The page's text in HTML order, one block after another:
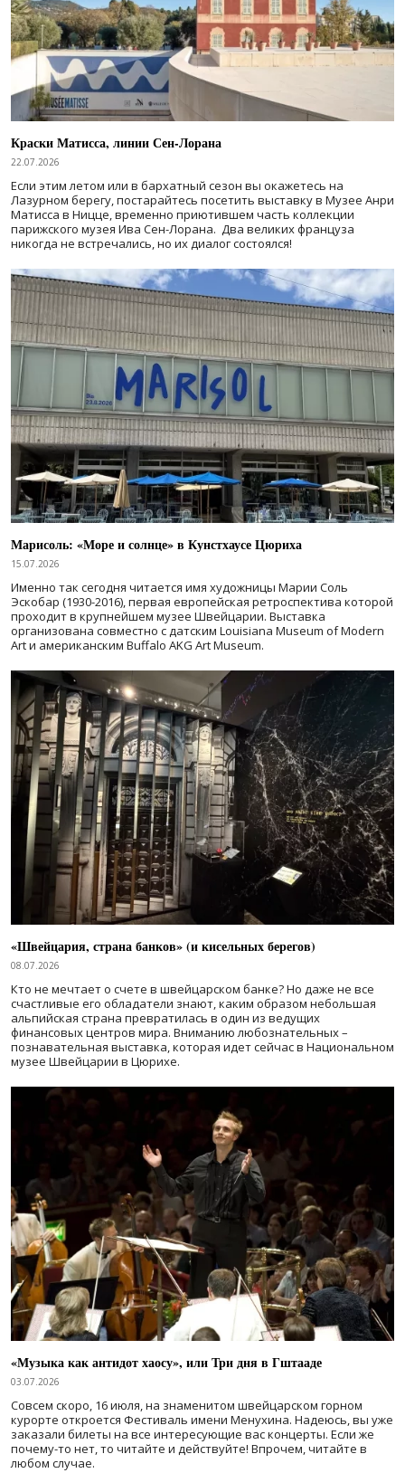
Краски Матисса, линии Сен-Лорана
22.07.2026
Если этим летом или в бархатный сезон вы окажетесь на
Лазурном берегу, постарайтесь посетить выставку в Музее Анри
Матисса в Ницце, временно приютившем часть коллекции
парижского музея Ива Сен-Лорана. Два великих француза
никогда не встречались, но их диалог состоялся!
Марисоль: «Море и солнце» в Кунстхаусе Цюриха
15.07.2026
Именно так сегодня читается имя художницы Марии Соль
Эскобар (1930-2016), первая европейская ретроспектива которой
проходит в крупнейшем музее Швейцарии. Выставка
организована совместно с датским Louisiana Museum of Modern
Art и американским Buffalo AKG Art Museum.
«Швейцария, страна банков» (и кисельных берегов)
08.07.2026
Кто не мечтает о счете в швейцарском банке? Но даже не все
счастливые его обладатели знают, каким образом небольшая
альпийская страна превратилась в один из ведущих
финансовых центров мира. Вниманию любознательных –
познавательная выставка, которая идет сейчас в Национальном
музее Швейцарии в Цюрихе.
«Музыка как антидот хаосу», или Три дня в Гштааде
03.07.2026
Совсем скоро, 16 июля, на знаменитом швейцарском горном
курорте откроется Фестиваль имени Менухина. Надеюсь, вы уже
заказали билеты на все интересующие вас концерты. Если же
почему-то нет, то читайте и действуйте! Впрочем, читайте в
любом случае.